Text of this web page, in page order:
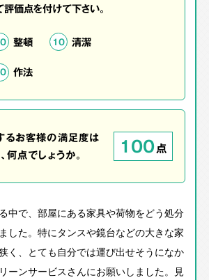
価点を付けて下さい。
整頓 10 清潔
作法
るお客様の満足度は
点でしょうか。
100点
中で、部屋にある家具や荷物をどう処分
した。特にタンスや鏡台などの大きな家
く、とても自分では運び出せそうになか
ーンサービスさんにお願いしました。見